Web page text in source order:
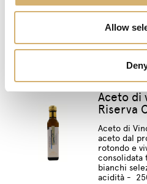
Allow
aceto dal
acidità -
Aceto di
Riserva
Aceto di
aceto dal
rotondo e
consolidata
bianchi
acidità -